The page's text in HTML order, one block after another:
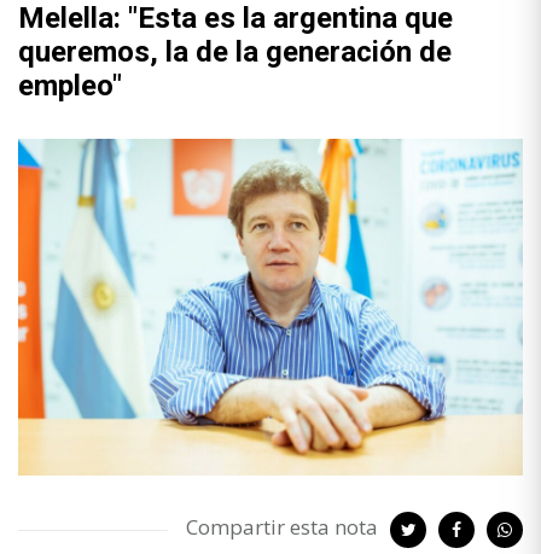
Melella: "Esta es la argentina que
queremos, la de la generación de
empleo"
Compartir esta nota